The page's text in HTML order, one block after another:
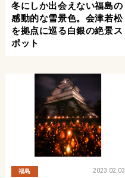
冬にしか出会えない福島の
感動的な雪景色。会津若松
を拠点に巡る白銀の絶景ス
ポット
福島 2023.02.03